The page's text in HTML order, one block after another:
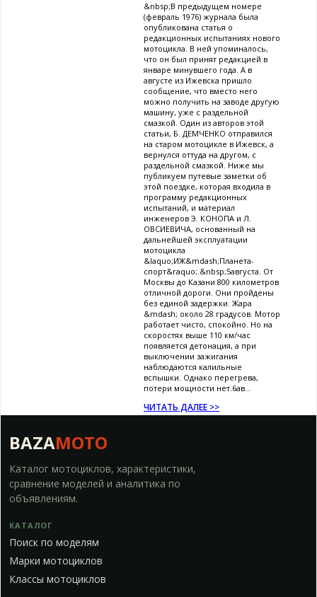
&nbsp;В предыдущем номере
(февраль 1976) журнала была
опубликована статья о
редакционных испытаниях нового
мотоцикла. В ней упоминалось,
что он был принят редакцией в
январе минувшего года. А в
августе из Ижевска пришло
сообщение, что вместо него
можно получить на заводе другую
машину, уже с раздельной
смазкой. Один из авторов этой
статьи, Б. ДЕМЧЕНКО отправился
на старом мотоцикле в Ижевск, а
вернулся оттуда на другом, с
раздельной смазкой. Ниже мы
публикуем путевые заметки об
этой поездке, которая входила в
программу редакционных
испытаний, и материал
инженеров Э. КОНОПА и Л.
ОВСИЕВИЧА, основанный на
дальнейшей эксплуатации
мотоцикла
&laquo;ИЖ&mdash;Планета-
спорт&raquo;.&nbsp;5августа. От
Москвы до Казани 800 километров
отличной дороги. Они пройдены
без единой задержки. Жара
&mdash; около 28 градусов. Мотор
работает чисто, спокойно. Но на
скоростях выше 110 км/час
появляется детонация, а при
выключении зажигания
наблюдаются калильные
вспышки. Однако перегрева,
потери мощности нет.6ав...
ЧИТАТЬ ДАЛЕЕ >>
BAZAMOTO
Каталог мотоциклов, характеристики,
сравнение моделей и аналитика по
объявлениям.
КАТАЛОГ
Поиск по моделям
Марки мотоциклов
Классы мотоциклов